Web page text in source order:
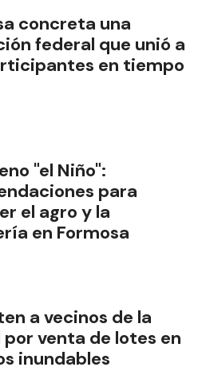
concreta una
federal que unió a
en tiempo
"el Niño":
para
el agro y la
en Formosa
a vecinos de la
venta de lotes en
inundables